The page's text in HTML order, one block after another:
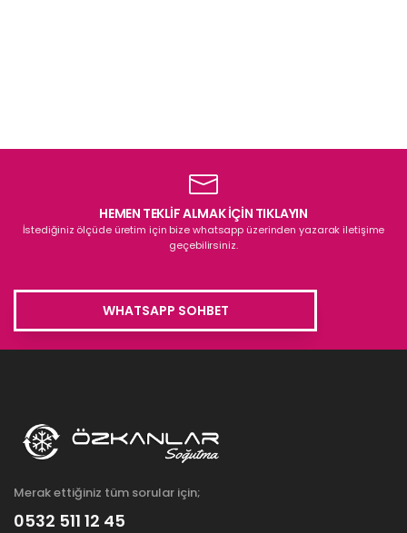
HEMEN TEKLİF ALMAK İÇİN TIKLAYIN
İstediğiniz ölçüde üretim için bize whatsapp üzerinden yazarak iletişime
geçebilirsiniz.
WHATSAPP SOHBET
Merak ettiğiniz tüm sorular için;
0532 511 12 45